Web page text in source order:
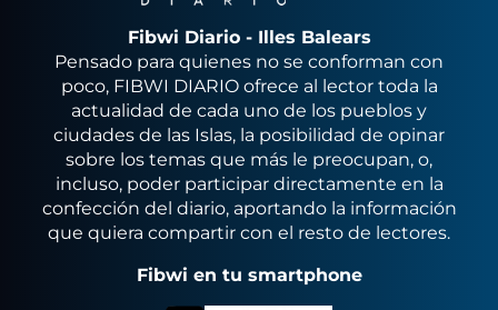
Fibwi Diario - Illes Balears
Pensado para quienes no se conforman con
poco, FIBWI DIARIO ofrece al lector toda la
actualidad de cada uno de los pueblos y
ciudades de las Islas, la posibilidad de opinar
sobre los temas que más le preocupan, o,
incluso, poder participar directamente en la
confección del diario, aportando la información
que quiera compartir con el resto de lectores.
Fibwi en tu smartphone